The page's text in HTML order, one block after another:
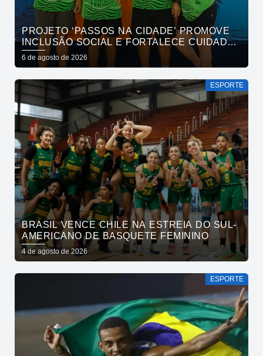
PROJETO ‘PASSOS NA CIDADE’ PROMOVE
INCLUSÃO SOCIAL E FORTALECE CUIDADO
EM SAÚDE MENTAL POR MEIO DA CORRIDA
6 de agosto de 2026
ESPORTE
BRASIL VENCE CHILE NA ESTREIA DO SUL-
AMERICANO DE BASQUETE FEMININO
4 de agosto de 2026
ESPORTE